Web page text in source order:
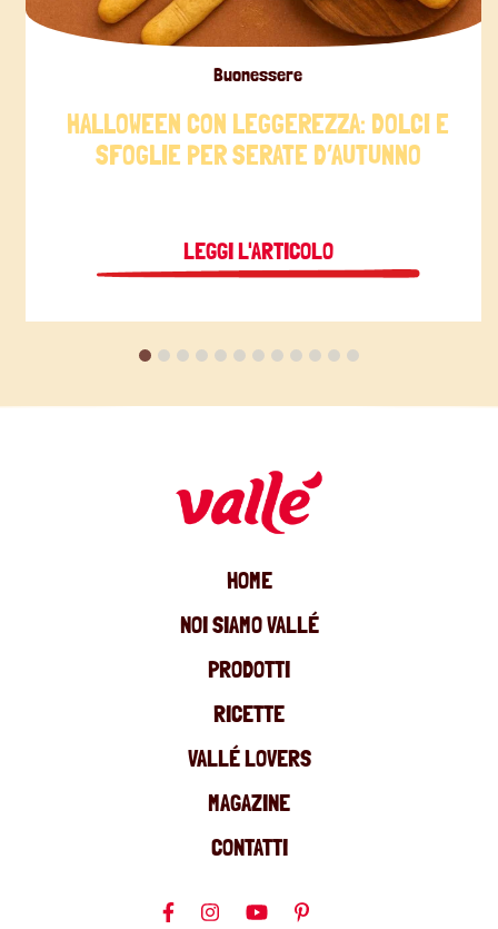
Buonessere
HALLOWEEN CON LEGGEREZZA: DOLCI E
SFOGLIE PER SERATE D’AUTUNNO
LEGGI L'ARTICOLO
HOME
NOI SIAMO VALLÉ
PRODOTTI
RICETTE
VALLÉ LOVERS
MAGAZINE
CONTATTI